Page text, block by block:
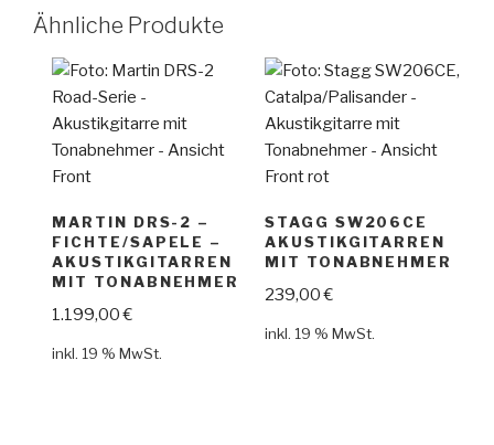
Ähnliche Produkte
MARTIN DRS-2 –
FICHTE/SAPELE –
AKUSTIKGITARREN
MIT TONABNEHMER
1.199,00€
inkl. 19 % MwSt.
STAGG SW206CE
AKUSTIKGITARREN
MIT TONABNEHMER
239,00€
inkl. 19 % MwSt.